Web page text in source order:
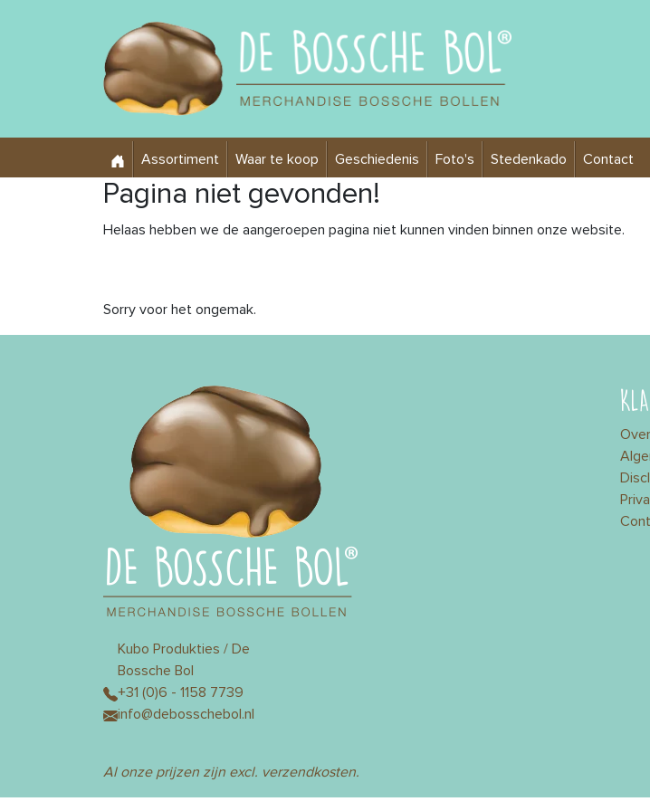
Assortiment Waar te koop Geschiedenis Foto's Stedenkado Contact
Pagina niet gevonden!
Helaas hebben we de aangeroepen pagina niet kunnen vinden binnen onze website.
Sorry voor het ongemak.
Kubo Produkties / De
Bossche Bol
+31 (0)6 - 1158 7739
info@debosschebol.nl
Al onze prijzen zijn excl. verzendkosten.